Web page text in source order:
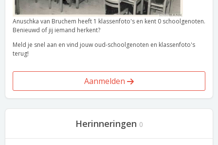
Anuschka van Bruchem heeft 1 klassenfoto's en kent 0 schoolgenoten.
Benieuwd of jij iemand herkent?
Meld je snel aan en vind jouw oud-schoolgenoten en klassenfoto's
terug!
Aanmelden
Herinneringen 0